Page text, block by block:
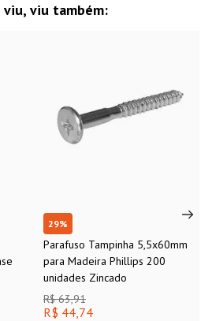
viu, viu também:
29%
Parafuso Tampinha 5,5x60mm
para Madeira Phillips 200
unidades Zincado
R$ 63,91
R$ 44,74